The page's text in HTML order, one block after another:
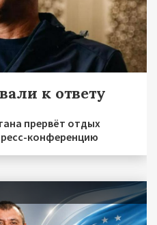
к ответу
прервёт отдых
конференцию